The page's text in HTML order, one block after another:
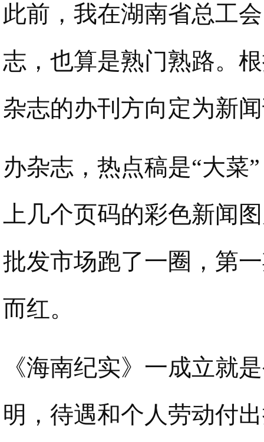
此前，我在湖南省总工
志，也算是熟门熟路。
杂志的办刊方向定为新
办杂志，热点稿是“大菜
上几个页码的彩色新闻
批发市场跑了一圈，第
而红。
《海南纪实》一成立就
明，待遇和个人劳动付